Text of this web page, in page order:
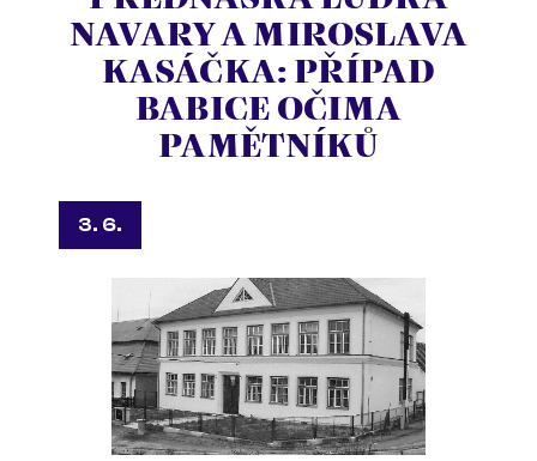
NAVARY A MIROSLAVA
KASÁČKA: PŘÍPAD
BABICE OČIMA
PAMĚTNÍKŮ
3. 6.